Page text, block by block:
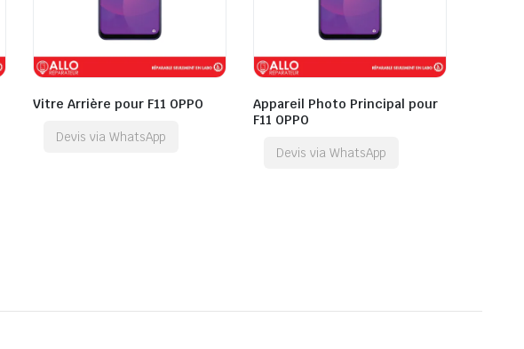
Vitre Arrière pour F11 OPPO
Devis via WhatsApp
Appareil Photo Principal pour
F11 OPPO
Devis via WhatsApp